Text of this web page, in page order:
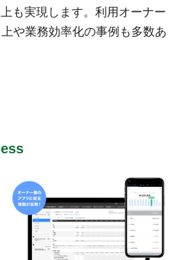
も実現します。利用オーナー
や業務効率化の事例も多数あ